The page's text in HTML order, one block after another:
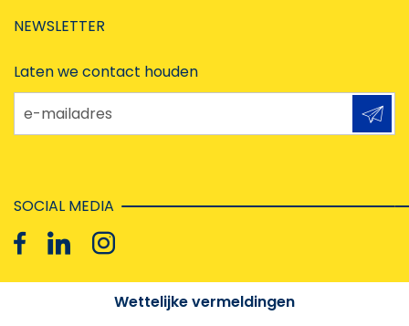
NEWSLETTER
Laten we contact houden
e-mailadres
SOCIAL MEDIA
Wettelijke vermeldingen